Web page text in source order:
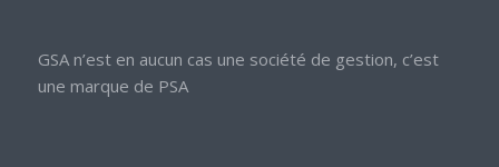
GSA n’est en aucun cas une société de gestion, c’est
une marque de PSA